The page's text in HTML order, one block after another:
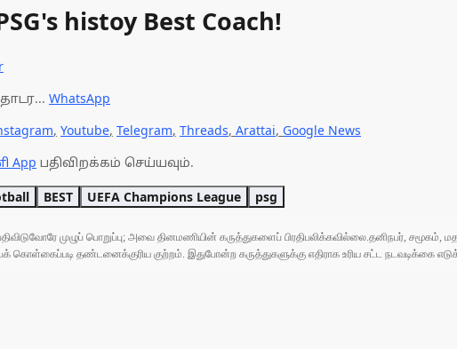
histoy Best Coach!
WhatsApp
, Youtube, Telegram, Threads, Arattai, Google News
App பதிவிறக்கம் செய்யவும்.
BEST UEFA Champions League psg
முழுப் பொறுப்பு; அவை தினமணியின் கருத்துகளைப் பிரதிபலிக்கவில்லை.தனிநபர்,
தண்டனைக்குரிய குற்றம். இதுபோன்ற கருத்துகளுக்கு எதிராக உரிய சட்ட நடவடிக்கை